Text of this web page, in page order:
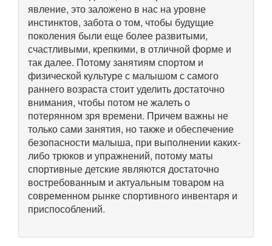
явление, это заложено в нас на уровне
инстинктов, забота о том, чтобы будущие
поколения были еще более развитыми,
счастливыми, крепкими, в отличной форме и
так далее. Потому занятиям спортом и
физической культуре с малышом с самого
раннего возраста стоит уделить достаточно
внимания, чтобы потом не жалеть о
потерянном зря времени. Причем важны не
только сами занятия, но также и обеспечение
безопасности малыша, при выполнении каких-
либо трюков и упражнений, потому маты
спортивные детские являются достаточно
востребованным и актуальным товаром на
современном рынке спортивного инвентаря и
приспособлений.